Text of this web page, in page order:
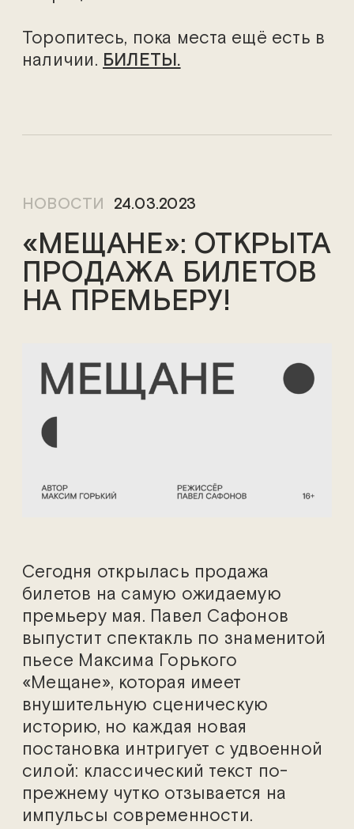
Торопитесь, пока места ещё есть в
наличии. БИЛЕТЫ.
НОВОСТИ 24.03.2023
«МЕЩАНЕ»: ОТКРЫТА
ПРОДАЖА БИЛЕТОВ
НА ПРЕМЬЕРУ!
Сегодня открылась продажа
билетов на самую ожидаемую
премьеру мая. Павел Сафонов
выпустит спектакль по знаменитой
пьесе Максима Горького
«Мещане», которая имеет
внушительную сценическую
историю, но каждая новая
постановка интригует с удвоенной
силой: классический текст по-
прежнему чутко отзывается на
импульсы современности.